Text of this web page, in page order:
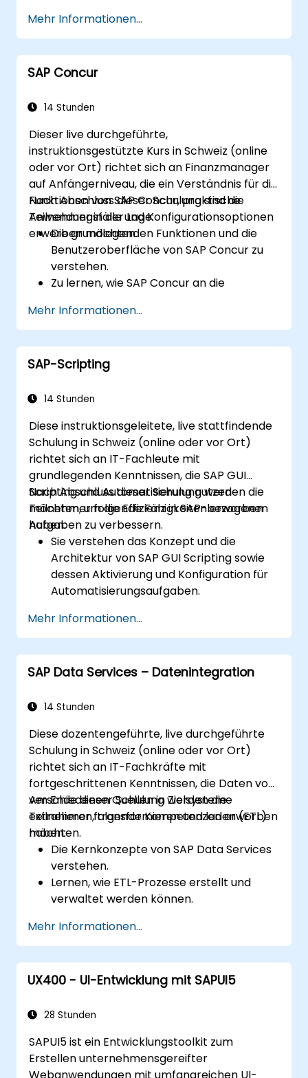
die zentralen Prozessverbesserungen in
Finanzen, Logistik und anderen Modulen
identifizieren.
Integration, Analytics und zukünftige
Implementierungen zu unterstützen.
Mehr Informationen...
SAP Concur
14 Stunden
Dieser live durchgeführte,
instruktionsgestützte Kurs in Schweiz (online
oder vor Ort) richtet sich an Finanzmanager
auf Anfängerniveau, die ein Verständnis für die
Funktionen von SAP Concur, praktische
Anwendungsfälle und Konfigurationsoptionen
erwerben möchten.
Nach Abschluss dieser Schulung sind die
Teilnehmer in der Lage:
Die grundlegenden Funktionen und die
Benutzeroberfläche von SAP Concur zu
verstehen.
Zu lernen, wie SAP Concur an die
konfiguriert und angepasst wird.
Den Prozess zur Verwaltung von
Geschäftsreisen, Ausgaben und
Rechnungen sicher zu beherrschen.
SAP Concur die Einhaltung der Reise- und
Die Berichts- und Analysefunktionen zu
verstehen, um das Reisen und
Ausgabenmanagement zu optimieren.
Mehr Informationen...
SAP-Scripting
14 Stunden
Diese instruktionsgeleitete, live stattfindende
Schulung in Schweiz (online oder vor Ort)
richtet sich an IT-Fachleute mit
grundlegenden Kenntnissen, die SAP GUI
Scripting und Automatisierung nutzen
möchten, um die Effizienz in SAP-bezogenen
Aufgaben zu verbessern.
Nach Abschluss dieser Schulung werden die
Teilnehmer folgende Fähigkeiten erworben
haben:
Sie verstehen das Konzept und die
Architektur von SAP GUI Scripting sowie
dessen Aktivierung und Konfiguration für
Automatisierungsaufgaben.
Tools aufzeichnen, modifizieren und
automatisieren.
Sie wenden fortgeschrittene
Skriptfähigkeiten an, wie
dynamischen Eingaben und Integration in
Sie debuggen und optimieren Skripte für
die Leistung unter Einhaltung von
Sicherheitsbest Practices.
Sie entwickeln praxisnahe
Automatisierungslösungen, um SAP-
Geschäftsprozesse zu rationalisieren.
Mehr Informationen...
SAP Data Services – Datenintegration
14 Stunden
Diese dozentengeführte, live durchgeführte
Schulung in Schweiz (online oder vor Ort)
richtet sich an IT-Fachkräfte mit
fortgeschrittenen Kenntnissen, die Daten von
verschiedenen Quellen in Zielsysteme
extrahieren, transformieren und laden (ETL)
möchten.
Am Ende dieser Schulung werden die
Teilnehmer folgende Kompetenzen erworben
haben:
Die Kernkonzepte von SAP Data Services
verstehen.
Lernen, wie ETL-Prozesse erstellt und
verwaltet werden können.
Datenquellen (SAP und nicht-SAP)
herstellen.
Daten entsprechend den geschäftlichen
Anforderungen transformieren.
laden.
optimieren.
Mehr Informationen...
UX400 - UI-Entwicklung mit SAPUI5
28 Stunden
SAPUI5 ist ein Entwicklungstoolkit zum
Erstellen unternehmensgereifter
Webanwendungen mit umfangreichen UI-